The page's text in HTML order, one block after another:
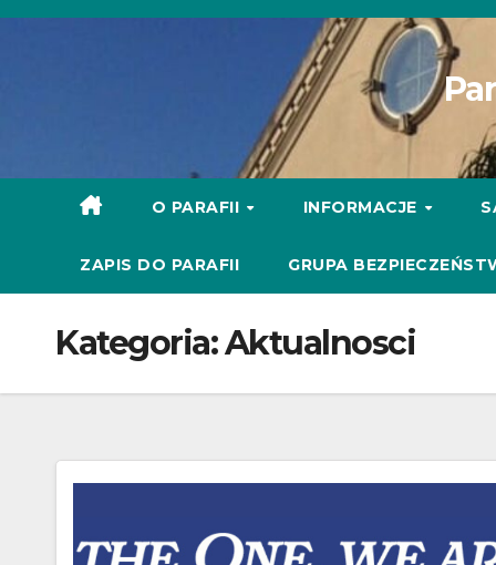
Skip
O PARAFII INFORMACJE
ZAPIS DO PARAFII GRUPA
Kategoria:Aktualnosci